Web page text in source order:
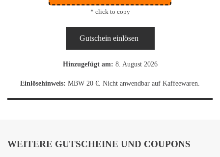
* click to copy
Gutschein einlösen
Hinzugefügt am: 8. August 2026
Einlösehinweis: MBW 20 €. Nicht anwendbar auf Kaffeewaren.
WEITERE GUTSCHEINE UND COUPONS